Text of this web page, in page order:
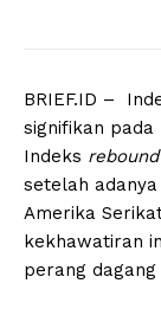
BRIEF.ID –
signifikan pada
Indeks rebound
setelah
Amerika
kekhawatiran
perang dagang